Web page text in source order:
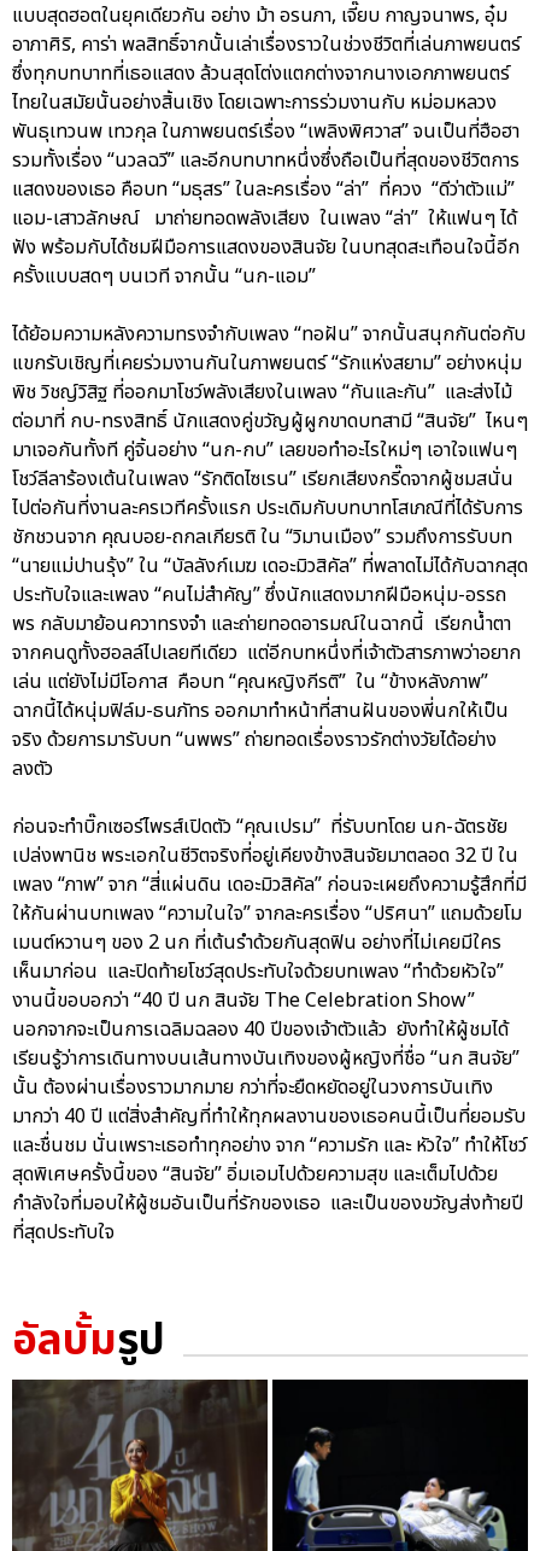
แบบสุดฮอตในยุคเดียวกัน อย่าง ม้า อรนภา, เจี๊ยบ กาญจนาพร, อุ๋ม
อาภาศิริ, คาร่า พลสิทธิ์จากนั้นเล่าเรื่องราวในช่วงชีวิตที่เล่นภาพยนตร์
ซึ่งทุกบทบาทที่เธอแสดง ล้วนสุดโต่งแตกต่างจากนางเอกภาพยนตร์
ไทยในสมัยนั้นอย่างสิ้นเชิง โดยเฉพาะการร่วมงานกับ หม่อมหลวง
พันธุเทวนพ เทวกุล ในภาพยนตร์เรื่อง “เพลิงพิศวาส” จนเป็นที่ฮือฮา
รวมทั้งเรื่อง “นวลฉวี” และอีกบทบาทหนึ่งซึ่งถือเป็นที่สุดของชีวิตการ
แสดงของเธอ คือบท “มธุสร” ในละครเรื่อง “ล่า” ที่ควง “ดีว่าตัวแม่”
แอม-เสาวลักษณ์ มาถ่ายทอดพลังเสียง ในเพลง “ล่า” ให้แฟนๆ ได้
ฟัง พร้อมกับได้ชมฝีมือการแสดงของสินจัย ในบทสุดสะเทือนใจนี้อีก
ครั้งแบบสดๆ บนเวที จากนั้น “นก-แอม”
ได้ย้อมความหลังความทรงจำกับเพลง “ทอฝัน” จากนั้นสนุกกันต่อกับ
แขกรับเชิญที่เคยร่วมงานกันในภาพยนตร์ “รักแห่งสยาม” อย่างหนุ่ม
พิช วิชญ์วิสิฐ ที่ออกมาโชว์พลังเสียงในเพลง “กันและกัน” และส่งไม้
ต่อมาที่ กบ-ทรงสิทธิ์ นักแสดงคู่ขวัญผู้ผูกขาดบทสามี “สินจัย” ไหนๆ
มาเจอกันทั้งที คู่จิ้นอย่าง “นก-กบ” เลยขอทำอะไรใหม่ๆ เอาใจแฟนๆ
โชว์ลีลาร้องเต้นในเพลง “รักติดไซเรน” เรียกเสียงกรี๊ดจากผู้ชมสนั่น
ไปต่อกันที่งานละครเวทีครั้งแรก ประเดิมกับบทบาทโสเภณีที่ได้รับการ
ชักชวนจาก คุณบอย-ถกลเกียรติ ใน “วิมานเมือง” รวมถึงการรับบท
“นายแม่ปานรุ้ง” ใน “บัลลังก์เมฆ เดอะมิวสิคัล” ที่พลาดไม่ได้กับฉากสุด
ประทับใจและเพลง “คนไม่สำคัญ” ซึ่งนักแสดงมากฝีมือหนุ่ม-อรรถ
พร กลับมาย้อนควาทรงจำ และถ่ายทอดอารมณ์ในฉากนี้ เรียกน้ำตา
จากคนดูทั้งฮอลล์ไปเลยทีเดียว แต่อีกบทหนึ่งที่เจ้าตัวสารภาพว่าอยาก
เล่น แต่ยังไม่มีโอกาส คือบท “คุณหญิงกีรติ” ใน “ข้างหลังภาพ”
ฉากนี้ได้หนุ่มฟิล์ม-ธนภัทร ออกมาทำหน้าที่สานฝันของพี่นกให้เป็น
จริง ด้วยการมารับบท “นพพร” ถ่ายทอดเรื่องราวรักต่างวัยได้อย่าง
ลงตัว
ก่อนจะทำบิ๊กเซอร์ไพรส์เปิดตัว “คุณเปรม” ที่รับบทโดย นก-ฉัตรชัย
เปล่งพานิช พระเอกในชีวิตจริงที่อยู่เคียงข้างสินจัยมาตลอด 32 ปี ใน
เพลง “ภาพ” จาก “สี่แผ่นดิน เดอะมิวสิคัล” ก่อนจะเผยถึงความรู้สึกที่มี
ให้กันผ่านบทเพลง “ความในใจ” จากละครเรื่อง “ปริศนา” แถมด้วยโม
เมนต์หวานๆ ของ 2 นก ที่เต้นรำด้วยกันสุดฟิน อย่างที่ไม่เคยมีใคร
เห็นมาก่อน และปิดท้ายโชว์สุดประทับใจด้วยบทเพลง “ทำด้วยหัวใจ”
งานนี้ขอบอกว่า “40 ปี นก สินจัย The Celebration Show”
นอกจากจะเป็นการเฉลิมฉลอง 40 ปีของเจ้าตัวแล้ว ยังทำให้ผู้ชมได้
เรียนรู้ว่าการเดินทางบนเส้นทางบันเทิงของผู้หญิงที่ชื่อ “นก สินจัย”
นั้น ต้องผ่านเรื่องราวมากมาย กว่าที่จะยืดหยัดอยู่ในวงการบันเทิง
มากว่า 40 ปี แต่สิ่งสำคัญที่ทำให้ทุกผลงานของเธอคนนี้เป็นที่ยอมรับ
และชื่นชม นั่นเพราะเธอทำทุกอย่าง จาก “ความรัก และ หัวใจ” ทำให้โชว์
สุดพิเศษครั้งนี้ของ “สินจัย” อิ่มเอมไปด้วยความสุข และเต็มไปด้วย
กำลังใจที่มอบให้ผู้ชมอันเป็นที่รักของเธอ และเป็นของขวัญส่งท้ายปี
ที่สุดประทับใจ
อัลบั้มรูป